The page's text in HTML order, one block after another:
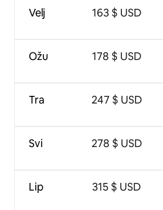
Velj
Ožu
Tra
Svi
Lip
163 $ USD
178 $ USD
247 $ USD
278 $ USD
315 $ USD